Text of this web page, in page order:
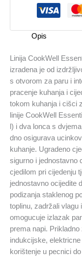
Opis
Linija CookWell
izradena je od
s otvorom za paru i
pracenje kuhanja i
tokom kuhanja i cišci
linije CookWell
l) i dva lonca s
dno osigurava
kuhanje. Ugradeno
sigurno i jednostavno
cjedilom pri cijedenju
jednostavno ocijedite
podizanja staklenog
toplinu, zadržali vlagu
omogucuje izlazak
prema napi.
indukcijske,
korištenje u pecnici